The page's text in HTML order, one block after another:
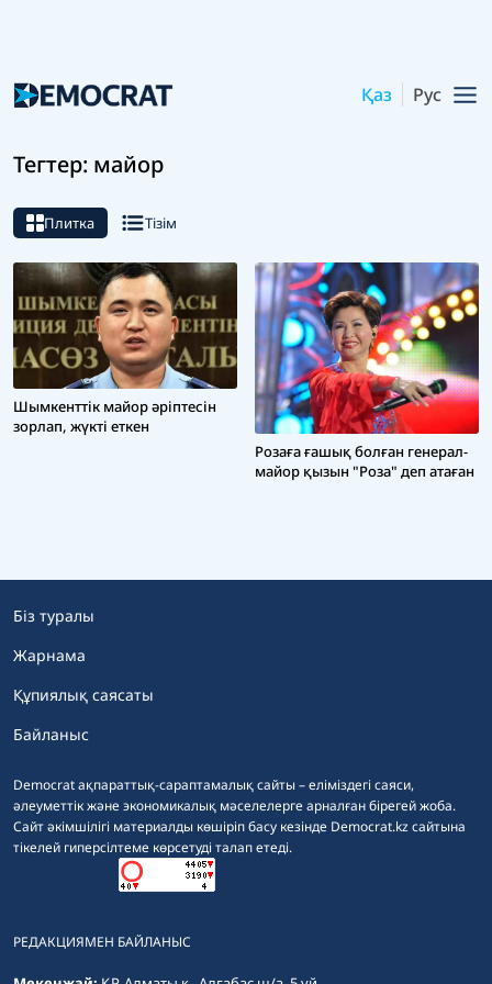
Қаз Рус
Тегтер: майор
Плитка Тізім
Шымкенттік майор әріптесін
зорлап, жүкті еткен
Розаға ғашық болған генерал-
майор қызын "Роза" деп атаған
Democrat ақпараттық-сараптамалық сайты – еліміздегі саяси,
әлеуметтік және экономикалық мәселелерге арналған бірегей жоба.
Сайт әкімшілігі материалды көшіріп басу кезінде Democrat.kz сайтына
тікелей гиперсілтеме көрсетуді талап етеді.
Біз туралы
Жарнама
Құпиялық саясаты
Байланыс
РЕДАКЦИЯМЕН БАЙЛАНЫС